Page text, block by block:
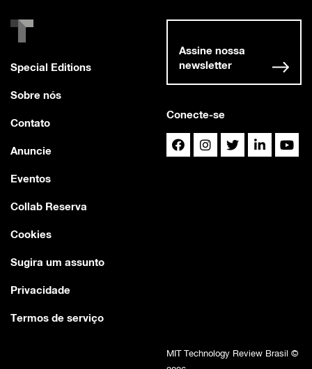
Special Editions
Sobre nós
Contato
Anuncie
Eventos
Collab Reserva
Cookies
Sugira um assunto
Privacidade
Termos de serviço
Conecte-se
Assine nossa
newsletter
MIT Technology Review Brasil ©